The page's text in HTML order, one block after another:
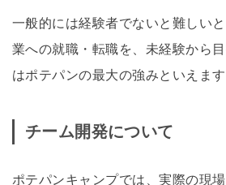
一般的には経験者でないと難しい
業への就職・転職を、未経験から
はポテパンの最大の強みといえます
チーム開発について
ポテパンキャンプでは、実際の現